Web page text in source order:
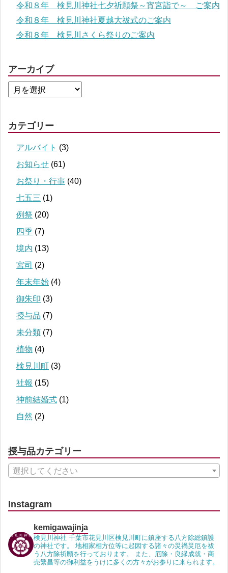
令和８年 検見川神社七夕祈願祭～宵宮詣で～ ご案内
令和８年 検見川神社夏越大祓式のご案内
令和８年 検見川さくら祭りのご案内
アーカイブ
カテゴリー
アルバイト (3)
お知らせ (61)
お祭り・行事 (40)
七五三 (1)
例祭 (20)
四季 (7)
境内 (13)
宮司 (2)
年末年始 (4)
御朱印 (3)
授与品 (7)
未分類 (7)
植物 (4)
検見川町 (3)
社報 (15)
神前結婚式 (1)
自然 (2)
授与品カテゴリー
選択してください
Instagram
kemigawajinja
検見川神社 千葉市花見川区検見川町に鎮座する八方除総鎮護
の神社です。 地相家相方位等に起因する諸々の災禍災厄を祓
う八方除祈願を行っております。 また、厄除・良縁成就・商
売繁昌等の御利益をうけに多くの方々がお参りに来られます。